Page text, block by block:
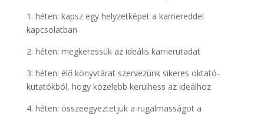
1. héten: kapsz egy helyzetképet a karriereddel
kapcsolatban
2. héten: megkeressük az ideális karrierutadat
3. héten: élő könyvtárat szervezünk sikeres oktató-
kutatókból, hogy közelebb kerülhess az ideálhoz
4. héten: összeegyeztetjük a rugalmasságot a